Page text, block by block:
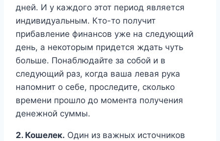
дней. И у каждого этот период является
индивидуальным. Кто-то получит
прибавление финансов уже на следующий
день, а некоторым придется ждать чуть
больше. Понаблюдайте за собой и в
следующий раз, когда ваша левая рука
напомнит о себе, проследите, сколько
времени прошло до момента получения
денежной суммы.
2. Кошелек. Один из важных источников